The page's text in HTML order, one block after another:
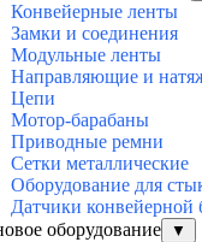
Конвейерные ленты
Замки и соединения
Модульные ленты
Направляющие и
Цепи
Мотор-барабаны
Приводные ремни
Сетки металлические
Оборудование для
Датчики конвейерной
оборудование
▼